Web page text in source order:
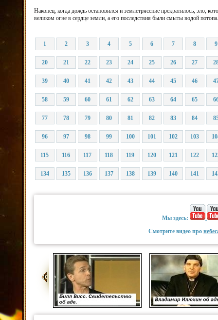
Наконец, когда дождь остановился и землетрясение прекратилось, зло,
великом огне в сердце земли, а его последствия были смыты водой потопа.
1 2 3 4 5 6 7 8 9
20 21 22 23 24 25 26 27
39 40 41 42 43 44 45 46
58 59 60 61 62 63 64 65
77 78 79 80 81 82 83 84
96 97 98 99 100 101 102 103
115 116 117 118 119 120 121 122
134 135 136 137 138 139 140 141
Мы здесь:
Смотрите видео про